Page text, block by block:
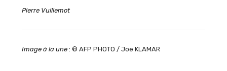
Pierre Vuillemot
Image à la une: © AFP PHOTO / Joe KLAMAR